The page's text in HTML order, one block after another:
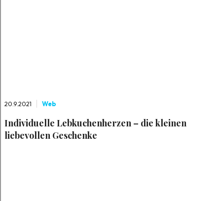
20.9.2021 Web
Individuelle Lebkuchenherzen – die kleinen
liebevollen Geschenke